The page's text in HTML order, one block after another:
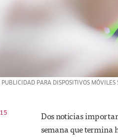
PUBLICIDAD PARA DISPOSITIVOS MÓVILES
Dos noticias
semana que termina